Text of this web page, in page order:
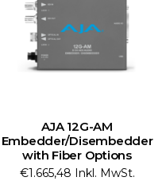
AJA 12G-AM
Embedder/Disembedder
with Fiber Options
€1.665,48 Inkl. MwSt.